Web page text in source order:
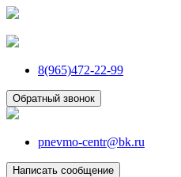
8(965)472-22-99
Обратный звонок
pnevmo-centr@bk.ru
Написать сообщение